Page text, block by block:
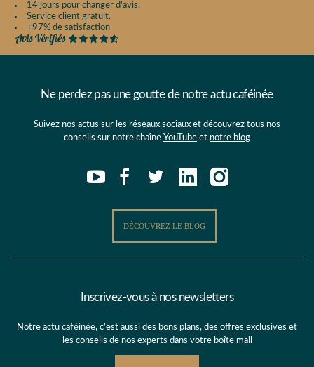
14 jours pour changer d'avis.
Service client gratuit.
+97% de satisfaction
Ne perdez pas une goutte de notre actu caféinée
Suivez nos actus sur les réseaux sociaux et découvrez tous nos
conseils sur notre chaîne YouTube et notre blog
DÉCOUVREZ LE BLOG
Inscrivez-vous à nos newsletters
Notre actu caféinée, c’est aussi des bons plans, des offres exclusives et
les conseils de nos experts dans votre boîte mail